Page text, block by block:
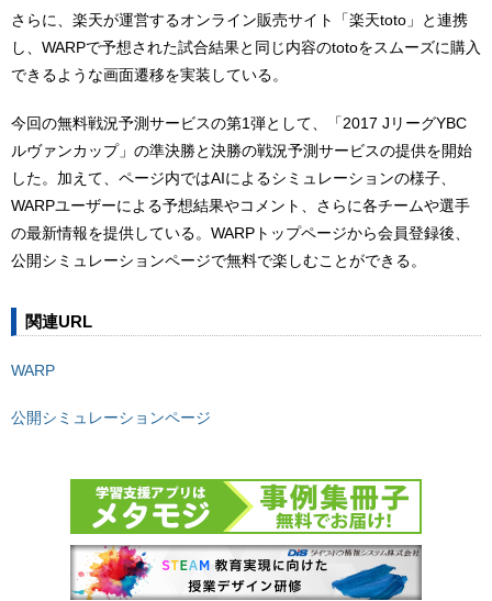
さらに、楽天が運営するオンライン販売サイト「楽天toto」と連携
し、WARPで予想された試合結果と同じ内容のtotoをスムーズに購入
できるような画面遷移を実装している。
今回の無料戦況予測サービスの第1弾として、「2017 JリーグYBC
ルヴァンカップ」の準決勝と決勝の戦況予測サービスの提供を開始
した。加えて、ページ内ではAIによるシミュレーションの様子、
WARPユーザーによる予想結果やコメント、さらに各チームや選手
の最新情報を提供している。WARPトップページから会員登録後、
公開シミュレーションページで無料で楽しむことができる。
関連URL
WARP
公開シミュレーションページ